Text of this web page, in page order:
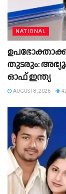
NATIONAL
തുടരും:
ഓഫ് ഇന്ത്യ
AUGUST 8, 2026